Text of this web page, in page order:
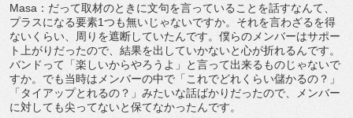
Masa：だって取材のときに文句を言っていることを話すなんて、
プラスになる要素1つも無いじゃないですか。それを言わざるを得
ないくらい、周りを遮断していたんです。僕らのメンバーはサポー
ト上がりだったので、結果を出していかないと心が折れるんです。
バンドって「楽しいからやろうよ」と言って出来るものじゃないで
すか。でも当時はメンバーの中で「これでどれくらい儲かるの？」
「タイアップとれるの？」みたいな話ばかりだったので、メンバー
に対しても尖ってないと保てなかったんです。